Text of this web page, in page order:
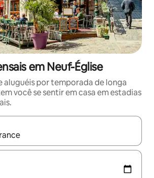
em Neuf-Église
aluguéis por temporada de longa
você se sentir em casa em estadias
estiverem disponíveis, explore-os